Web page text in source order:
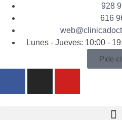
928
616
Lunes - Jueves: 10:00 -
Pide